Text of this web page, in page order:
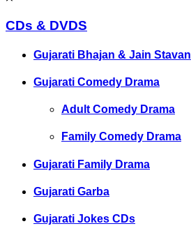
CDs & DVDS
Gujarati Bhajan & Jain Stavan
Gujarati Comedy Drama
Adult Comedy Drama
Family Comedy Drama
Gujarati Family Drama
Gujarati Garba
Gujarati Jokes CDs